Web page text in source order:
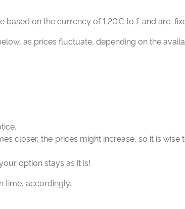
based on the currency of 1.20€ to £ and are
as prices fluctuate, depending on the
closer, the prices might increase, so it is
option stays as it is!
time, accordingly.